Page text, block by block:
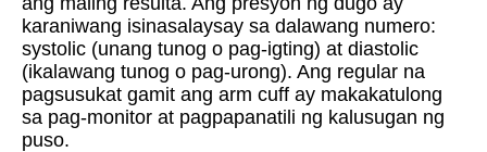
karaniwang isinasalaysay sa dalawang numero:
systolic (unang tunog o pag-igting) at diastolic
(ikalawang tunog o pag-urong). Ang regular na
pagsusukat gamit ang arm cuff ay makakatulong
sa pag-monitor at pagpapanatili ng kalusugan ng
puso.